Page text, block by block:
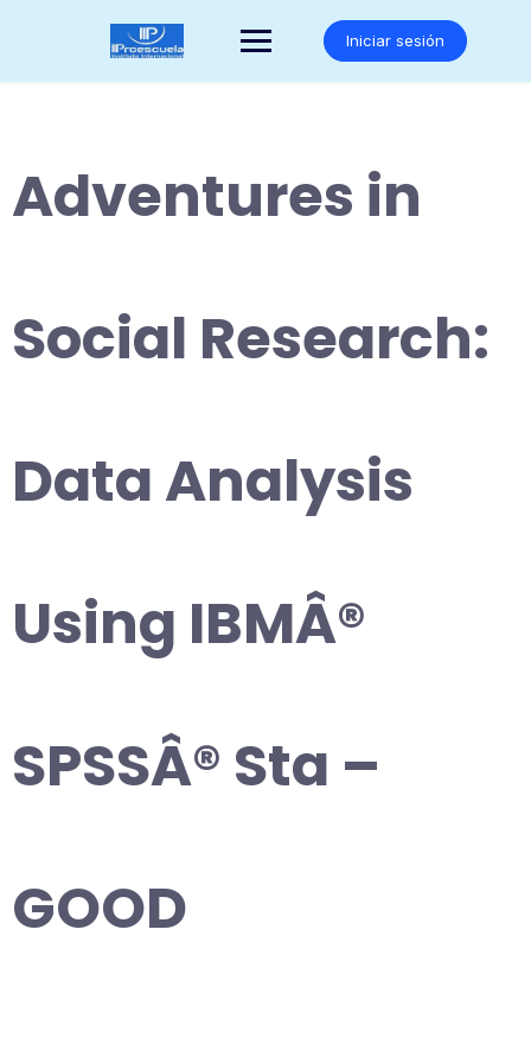
Iniciar sesión
Adventures in
Social Research:
Data Analysis
Using IBMÂ®
SPSSÂ® Sta –
GOOD